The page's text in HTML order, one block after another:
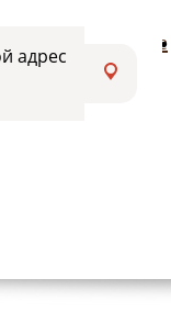
Адреса кафе
адрес